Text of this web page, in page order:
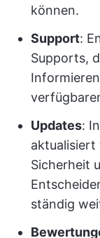
können.
Support:
Supports,
Updates:
aktualisiert
Sicherheit
ständig